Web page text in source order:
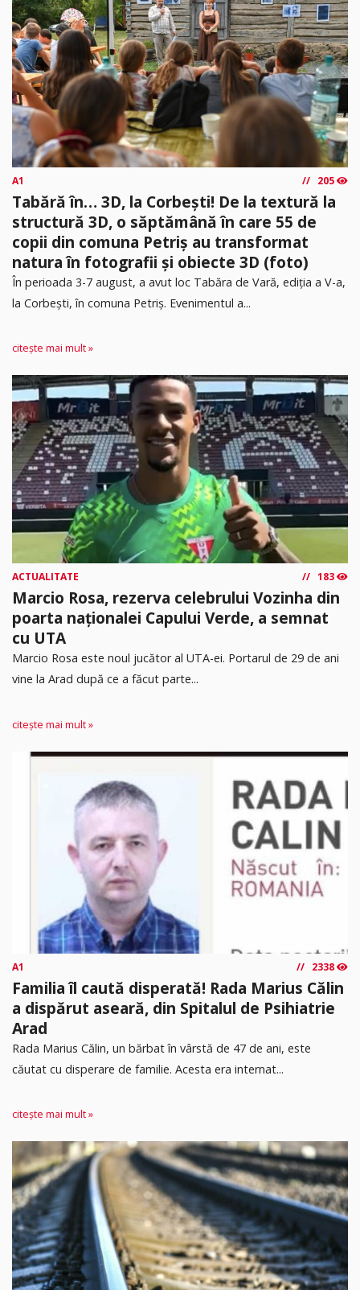
A1 205
Tabără în… 3D, la Corbești! De la textură la
structură 3D, o săptămână în care 55 de
copii din comuna Petriș au transformat
natura în fotografii și obiecte 3D (foto)
În perioada 3-7 august, a avut loc Tabăra de Vară, ediția a V-a,
la Corbești, în comuna Petriș. Evenimentul a...
citește mai mult »
ACTUALITATE 183
Marcio Rosa, rezerva celebrului Vozinha din
poarta naționalei Capului Verde, a semnat
cu UTA
Marcio Rosa este noul jucător al UTA-ei. Portarul de 29 de ani
vine la Arad după ce a făcut parte...
citește mai mult »
A1 2338
Familia îl caută disperată! Rada Marius Călin
a dispărut aseară, din Spitalul de Psihiatrie
Arad
Rada Marius Călin, un bărbat în vârstă de 47 de ani, este
căutat cu disperare de familie. Acesta era internat...
citește mai mult »